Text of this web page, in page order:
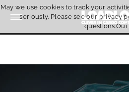
Ignorer et passer au contenu
May we use cookies to track your
seriously. Please see our privacy
questions.Oui